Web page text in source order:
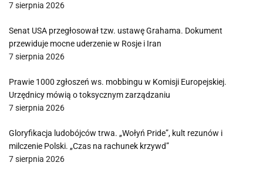
7 sierpnia 2026
Senat USA przegłosował tzw. ustawę Grahama. Dokument
przewiduje mocne uderzenie w Rosje i Iran
7 sierpnia 2026
Prawie 1000 zgłoszeń ws. mobbingu w Komisji Europejskiej.
Urzędnicy mówią o toksycznym zarządzaniu
7 sierpnia 2026
Gloryfikacja ludobójców trwa. „Wołyń Pride”, kult rezunów i
milczenie Polski. „Czas na rachunek krzywd”
7 sierpnia 2026